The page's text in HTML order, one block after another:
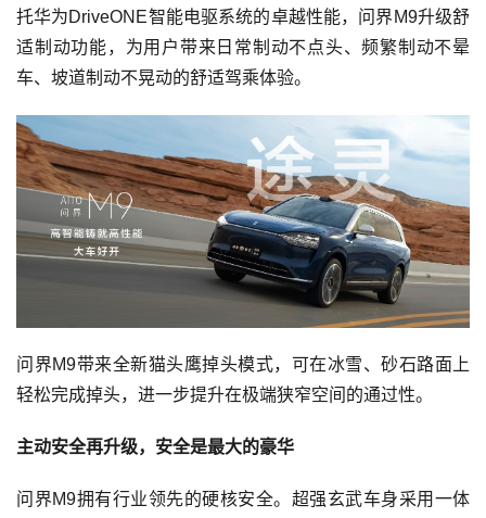
托华为DriveONE智能电驱系统的卓越性能，问界M9升级舒
适制动功能，为用户带来日常制动不点头、频繁制动不晕
车、坡道制动不晃动的舒适驾乘体验。
问界M9带来全新猫头鹰掉头模式，可在冰雪、砂石路面上
轻松完成掉头，进一步提升在极端狭窄空间的通过性。
主动安全再升级，安全是最大的豪华
问界M9拥有行业领先的硬核安全。超强玄武车身采用一体